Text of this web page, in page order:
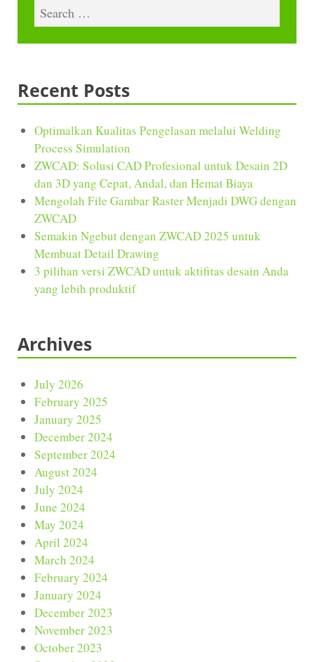
Recent Posts
Optimalkan Kualitas Pengelasan melalui Welding
Process Simulation
ZWCAD: Solusi CAD Profesional untuk Desain 2D
dan 3D yang Cepat, Andal, dan Hemat Biaya
Mengolah File Gambar Raster Menjadi DWG dengan
ZWCAD
Semakin Ngebut dengan ZWCAD 2025 untuk
Membuat Detail Drawing
3 pilihan versi ZWCAD untuk aktifitas desain Anda
yang lebih produktif
Archives
July 2026
February 2025
January 2025
December 2024
September 2024
August 2024
July 2024
June 2024
May 2024
April 2024
March 2024
February 2024
January 2024
December 2023
November 2023
October 2023